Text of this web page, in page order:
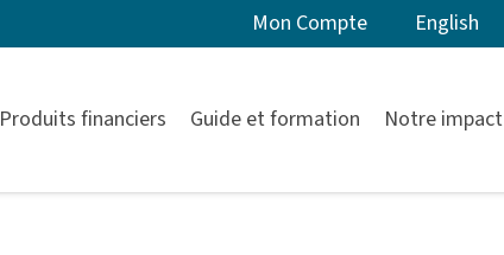
Mon Compte English
Produits financiers Guide et formation Notre impact